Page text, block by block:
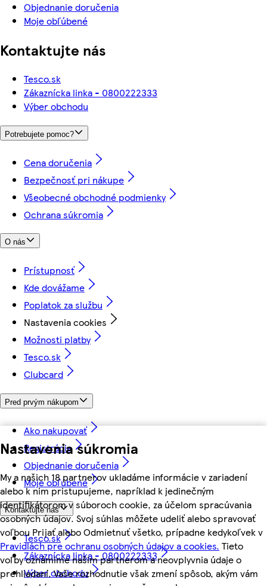
Nastavenia súkromia
My a našich 18 partnerov ukladáme informácie v zariadení
alebo k nim pristupujeme, napríklad k jedinečným
identifikátorom v súboroch cookie, za účelom spracúvania
osobných údajov. Svoj súhlas môžete udeliť alebo spravovať
voľbou Prijať alebo Odmietnuť všetko, prípadne kedykoľvek v
Pravidlách pre ochranu osobných údajov a cookies. Tieto
voľby oznámime našim partnerom a neovplyvnia údaje o
prehliadaní. Vaše rozhodnutie však zmení spôsob, akým vám
Objednanie doručenia
Moje obľúbené
Kontaktujte nás
Tesco.sk
Zákaznícka linka - 0800222333
Výber obchodu
Potrebujete pomoc?
Cena doručenia
Bezpečnosť pri nákupe
Všeobecné obchodné podmienky
Ochrana súkromia
O nás
Prístupnosť
Kde dovážame
Poplatok za službu
Nastavenia cookies
Možnosti platby
Tesco.sk
Clubcard
Pred prvým nákupom
Ako nakupovať
Registrácia
Objednanie doručenia
Moje obľúbené
Kontaktujte nás
Tesco.sk
Zákaznícka linka - 0800222333
Výber obchodu